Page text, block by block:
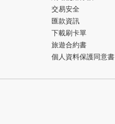
交易安全
匯款資訊
下載刷卡單
旅遊合約書
個人資料保護同意書